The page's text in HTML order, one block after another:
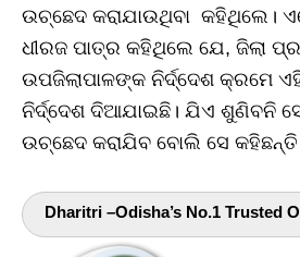
ଉଚ୍ଛେଦ କରାଯାଉଥିବା କହିଥିଲେ।
ଧୀରଜ ପାତ୍ର କହିଥିଲେ ଯେ, ଜିଲା
ଉପଜିଲାପାଳଙ୍କ ନିର୍ଦ୍ଦେଶ କ୍ରମେ
ନିର୍ଦ୍ଦେଶ ଦିଆଯାଇଛି। ଯିଏ ଶୁଣିବନି
ଉଚ୍ଛେଦ କରାଯିବ ବୋଲି ସେ
Dharitri –Odisha’s No.1 Trusted